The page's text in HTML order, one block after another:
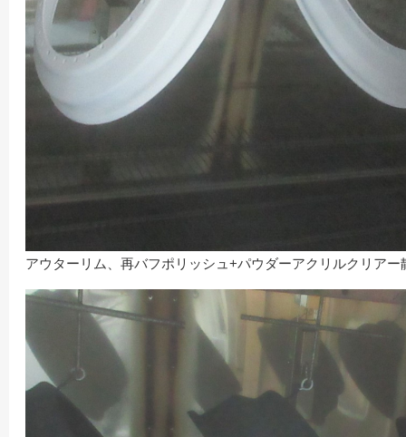
アウターリム、再バフポリッシュ+パウダーアクリルクリアー